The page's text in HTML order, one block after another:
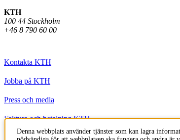
KTH
100 44 Stockholm
+46 8 790 60 00
Kontakta KTH
Jobba på KTH
Press och media
Faktura och betalning KTH
Om KTH:s webbplatser
Denna webbplats använder tjänster som kan lagra